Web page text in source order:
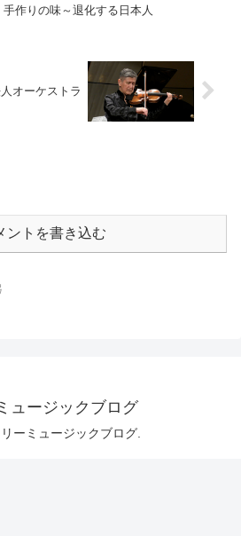
手作りの味～退化する日本人
オーケストラ
ントを書き込む
ュージックブログ
ーミュージックブログ.